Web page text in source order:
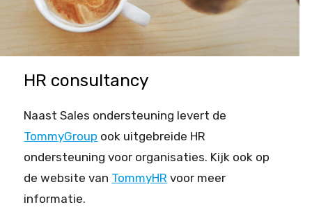
HR consultancy
Naast Sales ondersteuning levert de
TommyGroup ook uitgebreide HR
ondersteuning voor organisaties. Kijk ook op
de website van TommyHR voor meer
informatie.